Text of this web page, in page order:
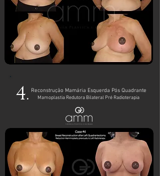
4. Reconstrução Mamária Esquerda Pós Quadrante
Mamoplastia Redutora Bilateral Pré Radioterapia